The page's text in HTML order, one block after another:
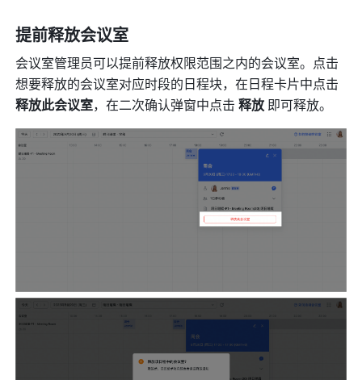
提前释放会议室
会议室管理员可以提前释放权限范围之内的会议室。点击
释放此会议室，在二次确认弹窗中点击 释放 即可释放。